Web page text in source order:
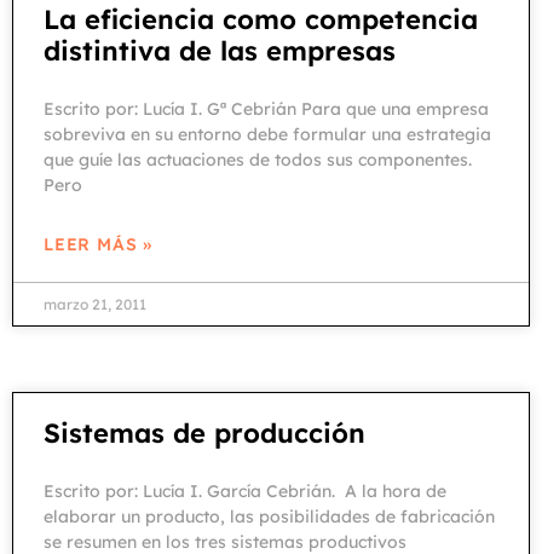
La eficiencia como competencia
distintiva de las empresas
Escrito por: Lucía I. Gª Cebrián Para que una empresa
sobreviva en su entorno debe formular una estrategia
que guíe las actuaciones de todos sus componentes.
Pero
LEER MÁS »
marzo 21, 2011
Sistemas de producción
Escrito por: Lucía I. García Cebrián. A la hora de
elaborar un producto, las posibilidades de fabricación
se resumen en los tres sistemas productivos